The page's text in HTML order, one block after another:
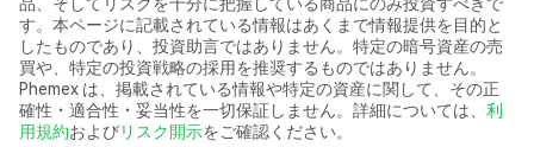
す。本ページに記載されている情報はあくまで情報提供を目的と
したものであり、投資助言ではありません。特定の暗号資産の売
買や、特定の投資戦略の採用を推奨するものではありません。
Phemex は、掲載されている情報や特定の資産に関して、その正
確性・適合性・妥当性を一切保証しません。詳細については、 利
用規約およびリスク開示をご確認ください。